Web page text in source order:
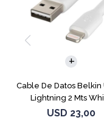
Cable De Datos Belkin
Lightning 2 Mts
USD 23,00